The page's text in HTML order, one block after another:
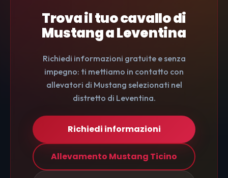
Trova il tuo cavallo di
Mustang a Leventina
Richiedi informazioni gratuite e senza
impegno: ti mettiamo in contatto con
allevatori di Mustang selezionati nel
distretto di Leventina.
Richiedi informazioni
Allevamento Mustang Ticino